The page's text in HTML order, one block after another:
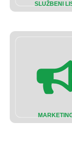
SLUŽBENI